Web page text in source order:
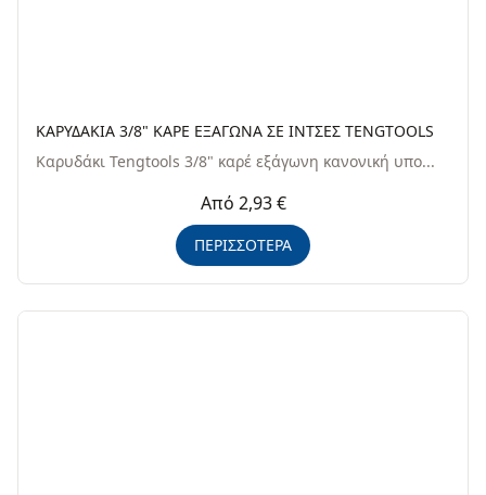
ΚΑΡΥΔΑΚΙΑ 3/8" ΚΑΡΕ ΕΞΑΓΩΝΑ ΣΕ ΙΝΤΣΕΣ TENGTOOLS
Καρυδάκι Tengtools 3/8" καρέ εξάγωνη κανονική υπο...
Από 2,93 €
ΠΕΡΙΣΣΟΤΕΡΑ